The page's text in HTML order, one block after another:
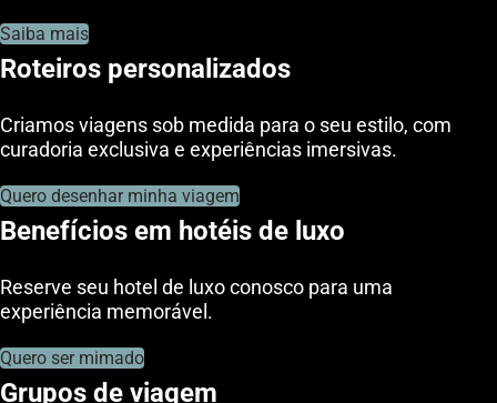
Saiba mais
Roteiros personalizados
Criamos viagens sob medida para o seu estilo, com
curadoria exclusiva e experiências imersivas.
Quero desenhar minha viagem
Benefícios em hotéis de luxo
Reserve seu hotel de luxo conosco para uma
experiência memorável.
Quero ser mimado
Grupos de viagem